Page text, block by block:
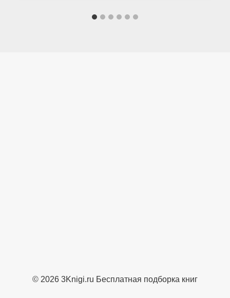
© 2026 3Knigi.ru Бесплатная подборка книг